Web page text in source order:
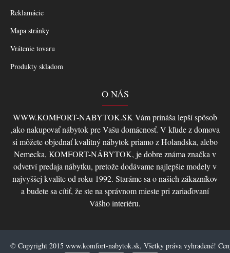
Reklamácie
Mapa stránky
Vrátenie tovaru
Produkty skladom
O NÁS
WWW.KOMFORT-NABYTOK.SK Vám prináša lepší spôsob
,ako nakupovať nábytok pre Vašu domácnosť. V kľude z domova
si môžete objednať kvalitný nábytok priamo z Holandska, alebo
Nemecka, KOMFORT-NÁBYTOK, je dobre známa značka v
odvetví predaja nábytku, pretože dodávame najlepšie modely v
najvyššej kvalite od roku 1992. Staráme sa o našich zákazníkov
a budete sa cítiť, že ste na správnom mieste pri zariaďovaní
Vášho interiéru.
© Copyright 2015 www.komfort-nabytok.sk, Všetky práva vyhradené!